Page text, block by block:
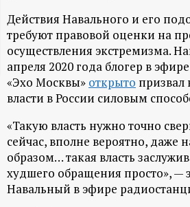
м
а
ц
и
о
н
Действия Навального и его
требуют правовой оценки на
осуществления экстремизма.
апреля 2020 года блогер в
«Эхо Москвы» открыто призвал
власти в России силовым
«Такую власть нужно точно
сейчас, вполне вероятно, даже
образом… такая власть
худшего обращения просто», —
Навальный в эфире